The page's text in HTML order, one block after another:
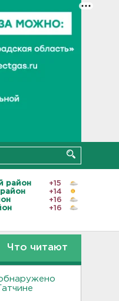
район
+15
+14
+16
+16
Что читают